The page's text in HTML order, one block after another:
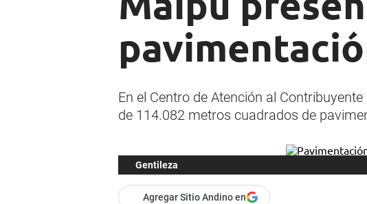
En el Centro de Atención al
de 114.082 metros cuadrados de
Gentileza
Agregar Sitio Andino en